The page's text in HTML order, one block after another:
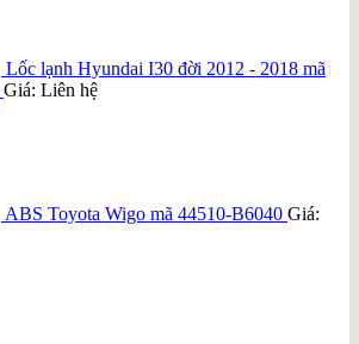
Lốc lạnh Hyundai I30 đời 2012 - 2018 mã
Giá: Liên hệ
ABS Toyota Wigo mã 44510-B6040 Giá: